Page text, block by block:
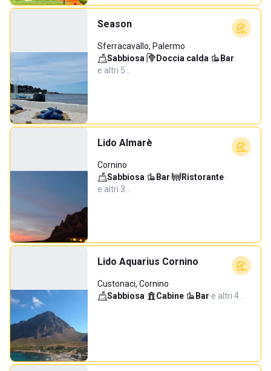
Season
Sferracavallo, Palermo
Sabbiosa· Doccia calda· Bar·
e altri 5…
Lido Almarè
Cornino
Sabbiosa· Bar· Ristorante·
e altri 3…
Lido Aquarius Cornino
Custonaci, Cornino
Sabbiosa· Cabine· Bar·e altri 4…